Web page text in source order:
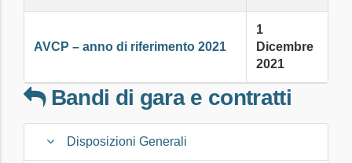
AVCP – anno di riferimento 2021
1
Dicembre
2021
Bandi di gara e contratti
Disposizioni Generali